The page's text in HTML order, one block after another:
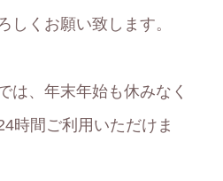
しくお願い致します。
は、年末年始も休みなく
時間ご利用いただけま